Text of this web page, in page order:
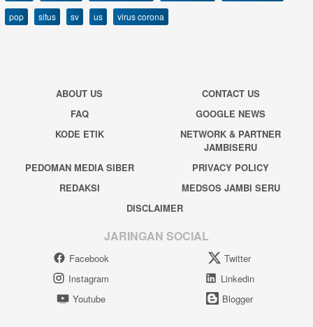
pop
situs sv us virus corona
ABOUT US
CONTACT US
FAQ
GOOGLE NEWS
KODE ETIK
NETWORK & PARTNER
JAMBISERU
PEDOMAN MEDIA SIBER
PRIVACY POLICY
REDAKSI
MEDSOS JAMBI SERU
DISCLAIMER
JARINGAN SOCIAL
Facebook
Twitter
Instagram
Linkedin
Youtube
Blogger